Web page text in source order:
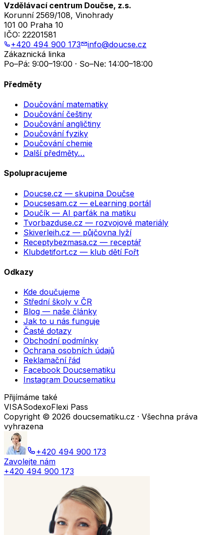
Vzdělávací centrum Doučse, z.s.
Korunní 2569/108, Vinohrady
101 00 Praha 10
IČO: 22201581
+420 494 900 173
info@doucse.cz
Zákaznická linka
Po–Pá: 9:00–19:00 · So–Ne: 14:00–18:00
Předměty
Doučování matematiky
Doučování češtiny
Doučování angličtiny
Doučování fyziky
Doučování chemie
Další předměty…
Spolupracujeme
Doucse.cz — skupina Doučse
Doucsesam.cz — eLearning portál
Doučík — AI parťák na matiku
Tvorbazduse.cz — rozvojové materiály
Skiverleih.cz — půjčovna lyží
Receptybezmasa.cz — receptář
Klubdetifort.cz — klub dětí Fořt
Odkazy
Kde doučujeme
Střední školy v ČR
Blog — naše články
Jak to u nás funguje
Časté dotazy
Obchodní podmínky
Ochrana osobních údajů
Reklamační řád
Facebook Doucsematiku
Instagram Doucsematiku
Přijímáme také
VISASodexoFlexi Pass
Copyright © 2026 doucsematiku.cz · Všechna práva
vyhrazena
+420 494 900 173
Zavolejte nám
+420 494 900 173